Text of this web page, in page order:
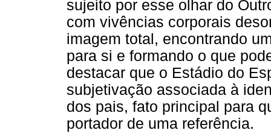
sujeito por esse olhar do
com vivências corporais
imagem total, encontrando
para si e formando o que
destacar que o Estádio do
subjetivação associada à
dos pais, fato principal para
portador de uma referência.